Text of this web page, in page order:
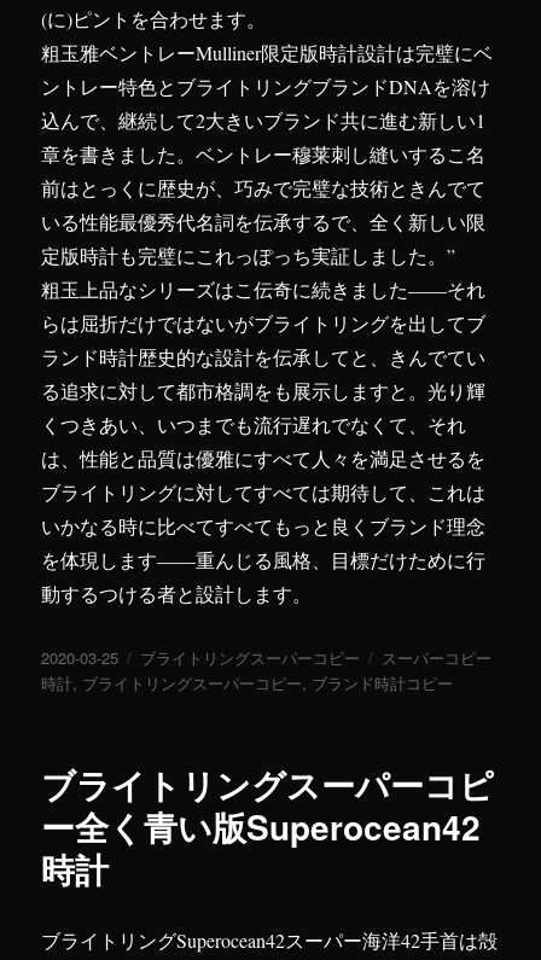
(に)ピントを合わせます。
粗玉雅ベントレーMulliner限定版時計設計は完璧にベ
ントレー特色とブライトリングブランドDNAを溶け
込んで、継続して2大きいブランド共に進む新しい1
章を書きました。ベントレー穆莱刺し縫いするこ名
前はとっくに歴史が、巧みで完璧な技術ときんでて
いる性能最優秀代名詞を伝承するで、全く新しい限
定版時計も完璧にこれっぽっち実証しました。”
粗玉上品なシリーズはこ伝奇に続きました――それ
らは屈折だけではないがブライトリングを出してブ
ランド時計歴史的な設計を伝承してと、きんでてい
る追求に対して都市格調をも展示しますと。光り輝
くつきあい、いつまでも流行遅れでなくて、それ
は、性能と品質は優雅にすべて人々を満足させるを
ブライトリングに対してすべては期待して、これは
いかなる時に比べてすべてもっと良くブランド理念
を体現します――重んじる風格、目標だけために行
動するつける者と設計します。
投
稿
2020-03-25
カ
テ
ブライトリングスーパーコピー
タ
グ
スーパーコピー
時計, ブライトリングスーパーコピー, ブランド時計コピー
ブライトリングスーパーコピ
ー全く青い版Superocean42
時計
ブライトリングSuperocean42スーパー海洋42手首は殻